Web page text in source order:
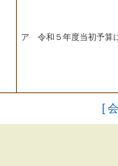
ア 令和５年度当初予算
[